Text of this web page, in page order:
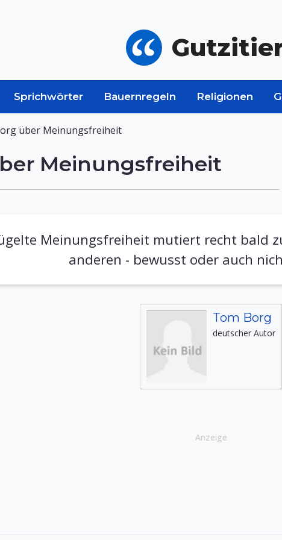
Sprichwörter Bauernregeln Religionen
über Meinungsfreiheit
Meinungsfreiheit
Meinungsfreiheit mutiert recht bald
anderen - bewusst oder auch
Tom Borg
deutscher Autor
Anzeige